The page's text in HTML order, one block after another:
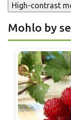
High-contrast
Mohlo by